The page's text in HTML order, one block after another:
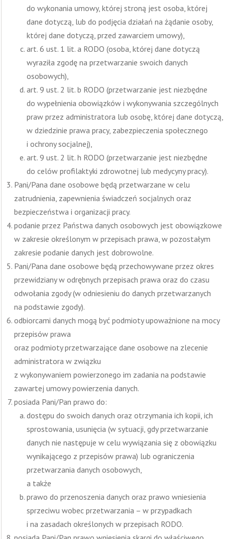
do wykonania umowy, której stroną jest osoba, której
dane dotyczą, lub do podjęcia działań na żądanie osoby,
której dane dotyczą, przed zawarciem umowy),
art. 6 ust. 1 lit. a RODO (osoba, której dane dotyczą
wyraziła zgodę na przetwarzanie swoich danych
osobowych),
art. 9 ust. 2 lit. b RODO (przetwarzanie jest niezbędne
do wypełnienia obowiązków i wykonywania szczególnych
praw przez administratora lub osobę, której dane dotyczą,
w dziedzinie prawa pracy, zabezpieczenia społecznego
i ochrony socjalnej),
art. 9 ust. 2 lit. h RODO (przetwarzanie jest niezbędne
do celów profilaktyki zdrowotnej lub medycyny pracy).
Pani/Pana dane osobowe będą przetwarzane w celu
zatrudnienia, zapewnienia świadczeń socjalnych oraz
bezpieczeństwa i organizacji pracy.
podanie przez Państwa danych osobowych jest obowiązkowe
w zakresie określonym w przepisach prawa, w pozostałym
zakresie podanie danych jest dobrowolne.
Pani/Pana dane osobowe będą przechowywane przez okres
przewidziany w odrębnych przepisach prawa oraz do czasu
odwołania zgody (w odniesieniu do danych przetwarzanych
na podstawie zgody).
odbiorcami danych mogą być podmioty upoważnione na mocy
przepisów prawa
oraz podmioty przetwarzające dane osobowe na zlecenie
administratora w związku
z wykonywaniem powierzonego im zadania na podstawie
zawartej umowy powierzenia danych.
posiada Pani/Pan prawo do:
dostępu do swoich danych oraz otrzymania ich kopii, ich
sprostowania, usunięcia (w sytuacji, gdy przetwarzanie
danych nie następuje w celu wywiązania się z obowiązku
wynikającego z przepisów prawa) lub ograniczenia
przetwarzania danych osobowych,
a także
prawo do przenoszenia danych oraz prawo wniesienia
sprzeciwu wobec przetwarzania – w przypadkach
i na zasadach określonych w przepisach RODO.